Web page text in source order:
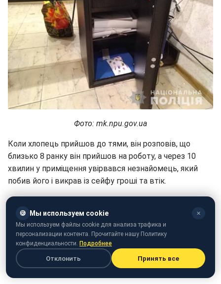
Фото: mk.npu.gov.ua
Коли хлопець прийшов до тями, він розповів, що
близько 8 ранку він прийшов на роботу, а через 10
хвилин у приміщення увірвався незнайомець, який
побив його і викрав із сейфу гроші та втік.
Але коли оперуповноважені кримінальної поліції
почали проводити першочергові слідчі дії з'ясувалося,
що напад на себе молодик просто інсценував, аби
приховати крадіжку близько 40 тисяч гривень.
Виявилося, що гроші злодій привласнював частинами
в період з 24 по 28 листопада.
🍪 Мы используем cookie ✕
Мы используем файлы cookie для анализа трафика и
персонализации контента. Прочитайте нашу Политику
конфиденциальности. Подробнее
Отклонить Принять все